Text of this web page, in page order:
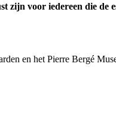
zijn voor iedereen die
en het Pierre Bergé